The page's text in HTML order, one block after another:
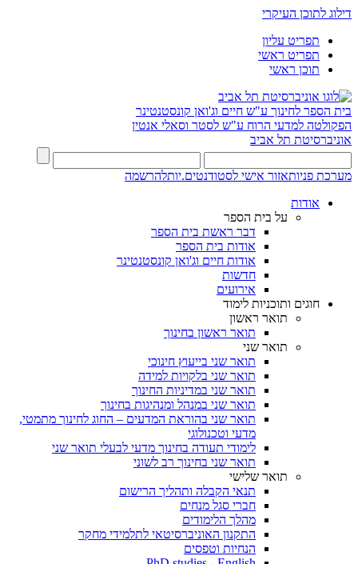
דילוג לתוכן העיקרי
תפריט עליון
תפריט ראשי
תוכן ראשי
בית הספר לחינוך ע"ש חיים וג'ואן קונסטנטינר
הפקולטה למדעי הרוח ע"ש לסטר וסאלי אנטין
אוניברסיטת תל אביב
מערכת פניותאזור אישי לסטודנטים.יותלהרשמה
אודות
על בית הספר
דבר ראשת בית הספר
אודות בית הספר
אודות חיים וג'ואן קונסטנטינר
חדשות
אירועים
חוגים ותוכניות לימוד
תואר ראשון
תואר ראשון בחינוך
תואר שני
תואר שני בייעוץ חינוכי
תואר שני בלקויות למידה
תואר שני במדיניות החינוך
תואר שני במנהל ומנהיגות בחינוך
תואר שני בהוראת המדעים – החוג לחינוך מתמטי,
מדעי וטכנולוגי
לימודי תעודה בחינוך מדעי לבעלי תואר שני
תואר שני בחינוך רב לשוני
תואר שלישי
תנאי הקבלה ותהליך הרישום
חברי סגל מנחים
מהלך הלימודים
התקנון האוניברסיטאי לתלמידי מחקר
הנחיות וטפסים